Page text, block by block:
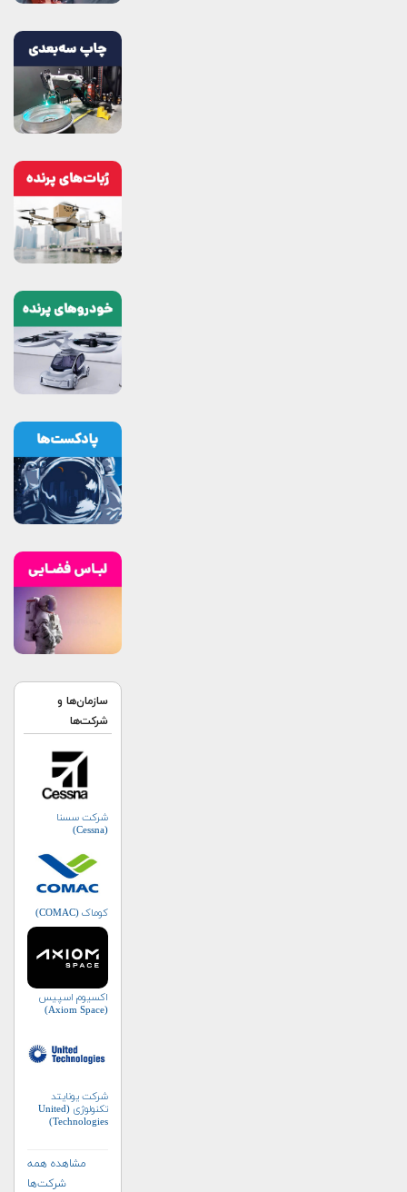
سازمان‌ها و
شرکت‌ها
شرکت سسنا
(Cessna)
کوماک (COMAC)
اکسیوم اسپیس
(Axiom Space)
شرکت یونایتد
تکنولوژی (United
Technologies)
مشاهده همه
شرکت‌ها